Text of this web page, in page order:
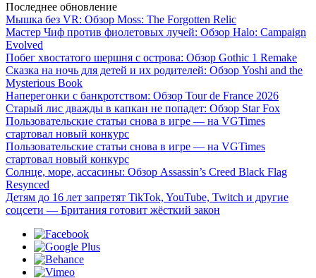
Последнее обновление
Мышка без VR: Обзор Moss: The Forgotten Relic
Мастер Чиф против фиолетовых лучей: Обзор Halo: Campaign
Evolved
Побег хвостатого шершня с острова: Обзор Gothic 1 Remake
Сказка на ночь для детей и их родителей: Обзор Yoshi and the
Mysterious Book
Наперегонки с банкротством: Обзор Tour de France 2026
Старый лис дважды в капкан не попадет: Обзор Star Fox
Пользовательские статьи снова в игре — на VGTimes
стартовал новый конкурс
Пользовательские статьи снова в игре — на VGTimes
стартовал новый конкурс
Солнце, море, ассасины: Обзор Assassin’s Creed Black Flag
Resynced
Детям до 16 лет запретят TikTok, YouTube, Twitch и другие
соцсети — Британия готовит жёсткий закон